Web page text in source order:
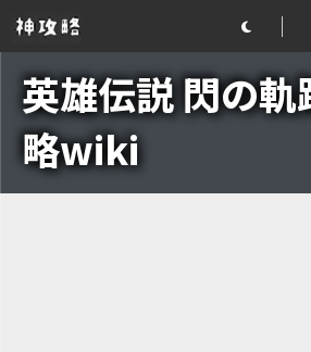
英雄伝説 閃の
略wiki